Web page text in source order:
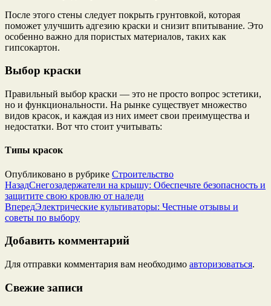
После этого стены следует покрыть грунтовкой, которая
поможет улучшить адгезию краски и снизит впитывание. Это
особенно важно для пористых материалов, таких как
гипсокартон.
Выбор краски
Правильный выбор краски — это не просто вопрос эстетики,
но и функциональности. На рынке существует множество
видов красок, и каждая из них имеет свои преимущества и
недостатки. Вот что стоит учитывать:
Типы красок
Опубликовано в рубрике Строительство
НазадСнегозадержатели на крышу: Обеспечьте безопасность и
защитите свою кровлю от наледи
ВпередЭлектрические культиваторы: Честные отзывы и
советы по выбору
Добавить комментарий
Для отправки комментария вам необходимо авторизоваться.
Свежие записи